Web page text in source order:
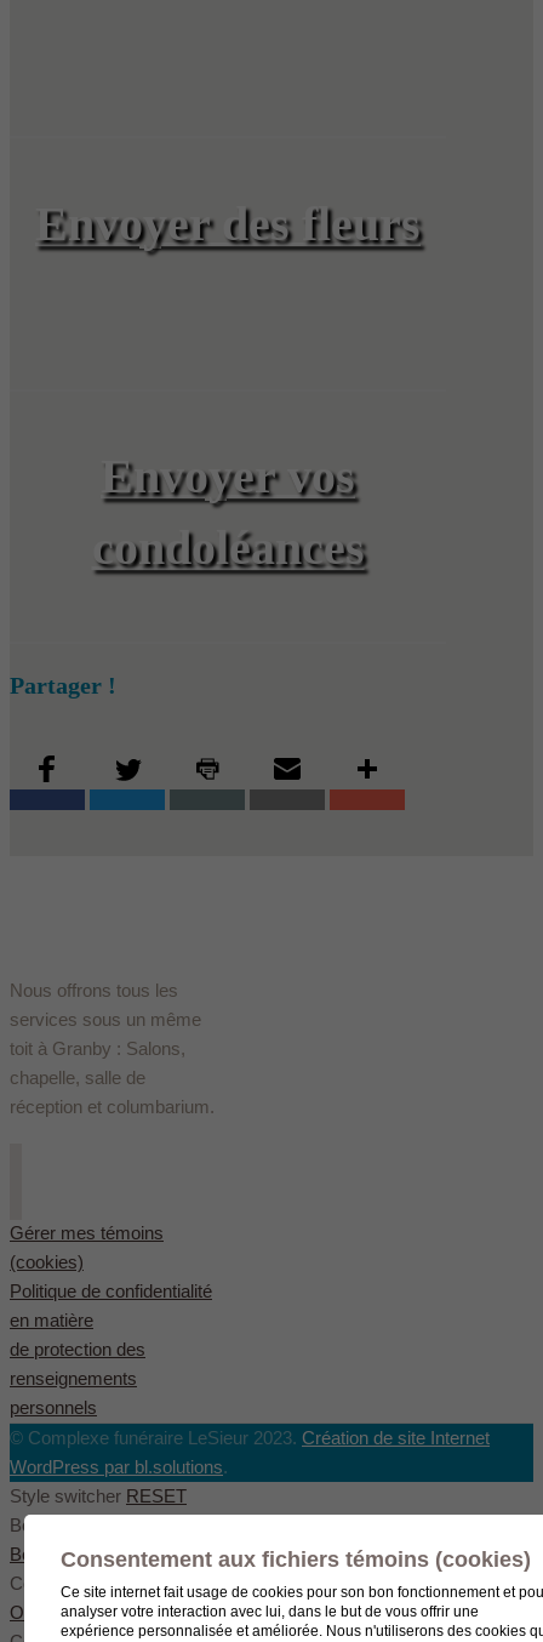
Envoyer des fleurs
Envoyer vos
condoléances
Partager !
Nous offrons tous les
services sous un même
toit à Granby : Salons,
chapelle, salle de
réception et columbarium.
Gérer mes témoins
(cookies)
Politique de confidentialité
en matière
de protection des
renseignements
personnels
© Complexe funéraire LeSieur 2023. Création de site Internet
WordPress par bl.solutions.
Style switcher RESET
Body styles
Boxed
Wide Fullwide
Color scheme
Original Blue Green
Consentement aux fichiers témoins (cookies)
Ce site internet fait usage de cookies pour son bon fonctionnement et
analyser votre interaction avec lui, dans le but de vous offrir une
expérience personnalisée et améliorée. Nous n'utiliserons des cookies